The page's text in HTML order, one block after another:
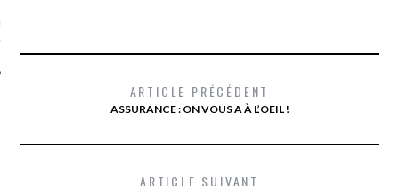
ARTICLE PRÉCÉDENT
ASSURANCE : ON VOUS A À L’OEIL !
ARTICLE SUIVANT